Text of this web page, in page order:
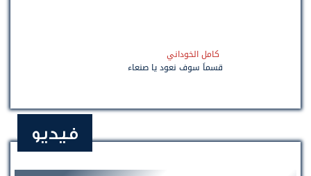
كامل الخوداني
قسماً سوف نعود يا صنعاء
فيديو